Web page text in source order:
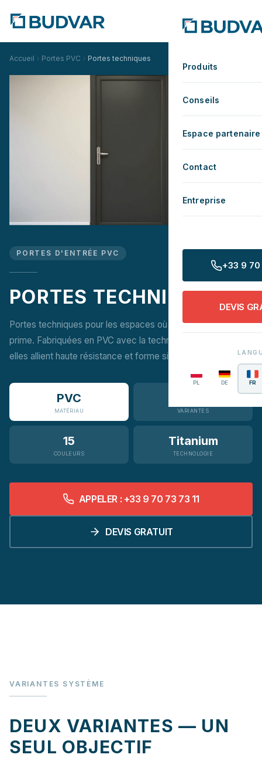
Produits
Conseils
Espace partenaire
Contact
Entreprise
+33 9 70
DEVIS
PL DE FR
Accueil Portes PVC Portes techniques
PORTES D'ENTRÉE PVC
PORTES TECHNIQUES
Portes techniques pour les espaces où la fonctionnalité
prime. Fabriquées en PVC avec la technologie Titanium —
elles allient haute résistance et forme simple et esthétique.
PVC
MATÉRIAU VARIANTES
15
COULEURS
Titanium
TECHNOLOGIE
APPELER : +33 9 70 73 73 11
DEVIS GRATUIT
VARIANTES SYSTÈME
DEUX VARIANTES — UN
SEUL OBJECTIF